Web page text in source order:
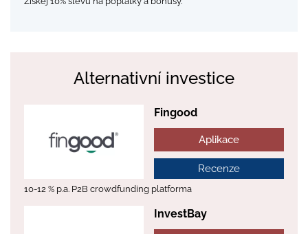
Alternativní investice
Fingood
Aplikace
Recenze
10-12 % p.a. P2B crowdfunding platforma
InvestBay